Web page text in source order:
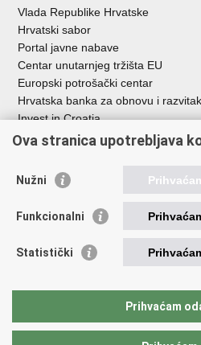
Vlada Republike Hrvatske
Hrvatski sabor
Portal javne nabave
Centar unutarnjeg tržišta EU
Europski potrošački centar
Hrvatska banka za obnovu i razvitak
Invest in Croatia
Europska banka za obnovu i razvoj
Središnja agencija za financiranje i
Institucije i javne
Ministarstva
Agencija za ugljikovodike
Hrvatska agencija za malo
Državni zavod za mjeriteljstvo
Ova stranica upotrebljava
Nužni
Funkcionalni
Statistički
Prihvaćam